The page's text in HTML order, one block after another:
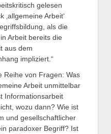
gelesen
‚allgemeine Arbeit‘
als die
Arbeit bereits die
aus dem
impliziert.“
Reihe von Fragen: Was
Arbeit unmittelbar
Informationsarbeit
wozu dann? Wie ist
und gesellschaftlicher
paradoxer Begriff? Ist